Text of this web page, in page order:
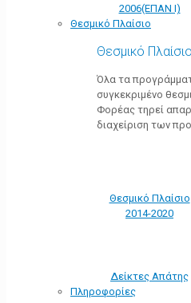
2006(ΕΠΑΝ Ι)
Θεσμικό Πλαίσιο
Θεσμικό Πλαίσιο
Όλα τα
συγκεκριμένο
Φορέας τηρεί
διαχείριση των
Θεσμικό Πλαίσιο
2014-2020
Δείκτες Απάτης
Πληροφορίες